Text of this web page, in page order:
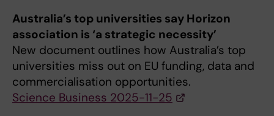
Australia’s top universities say Horizon
association is ‘a strategic necessity’
New document outlines how Australia’s top
universities miss out on EU funding, data and
commercialisation opportunities.
Science Business 2025-11-25